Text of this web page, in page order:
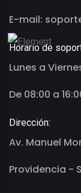
E-mail:
Horario de
Lunes a
De 08:00 a
Dirección:
Av. Manuel
Providencia -